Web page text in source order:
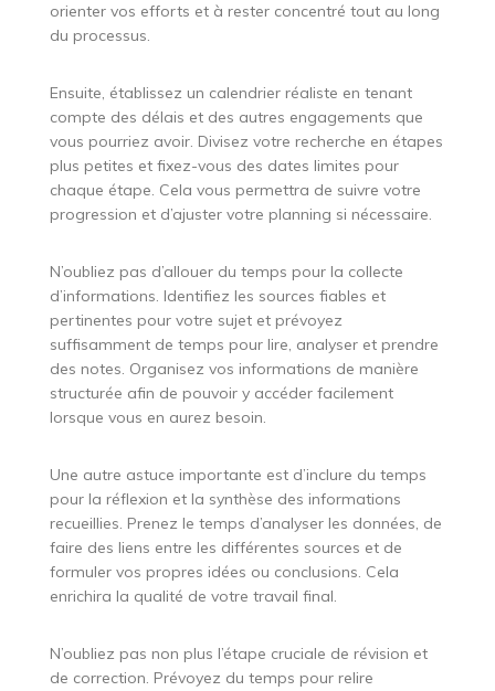
orienter vos efforts et à rester concentré tout au long
du processus.
Ensuite, établissez un calendrier réaliste en tenant
compte des délais et des autres engagements que
vous pourriez avoir. Divisez votre recherche en étapes
plus petites et fixez-vous des dates limites pour
chaque étape. Cela vous permettra de suivre votre
progression et d’ajuster votre planning si nécessaire.
N’oubliez pas d’allouer du temps pour la collecte
d’informations. Identifiez les sources fiables et
pertinentes pour votre sujet et prévoyez
suffisamment de temps pour lire, analyser et prendre
des notes. Organisez vos informations de manière
structurée afin de pouvoir y accéder facilement
lorsque vous en aurez besoin.
Une autre astuce importante est d’inclure du temps
pour la réflexion et la synthèse des informations
recueillies. Prenez le temps d’analyser les données, de
faire des liens entre les différentes sources et de
formuler vos propres idées ou conclusions. Cela
enrichira la qualité de votre travail final.
N’oubliez pas non plus l’étape cruciale de révision et
de correction. Prévoyez du temps pour relire